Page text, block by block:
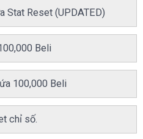
Stat Reset (UPDATED)
Beli
100,000 Beli
chỉ số.